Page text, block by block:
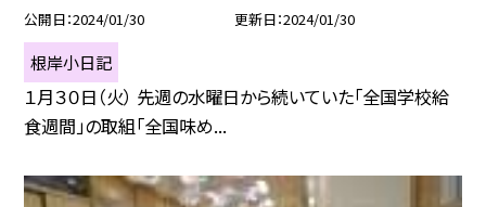
公開日 2024/01/30 更新日 2024/01/30
根岸小日記
１月３０日（火） 先週の水曜日から続いていた「全国学校給
食週間」の取組「全国味め...